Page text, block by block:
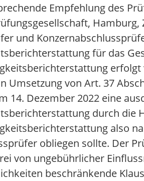
Empfehlung des
und
für das
Umsetzung von Art. 37
14. Dezember 2022 eine
durch die
also
obliegen sollte. Der
von ungebührlicher
beschränkende